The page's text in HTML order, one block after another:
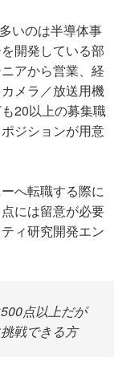
いのは半導体事
開発している部
アから営業、経
メラ／放送用機
20以上の募集職
ジションが用意
へ転職する際に
には留意が必要
ィ研究開発エン
点以上だが
戦できる方